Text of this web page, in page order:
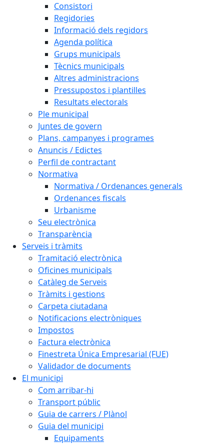
Consistori
Regidories
Informació dels regidors
Agenda política
Grups municipals
Tècnics municipals
Altres administracions
Pressupostos i plantilles
Resultats electorals
Ple municipal
Juntes de govern
Plans, campanyes i programes
Anuncis / Edictes
Perfil de contractant
Normativa
Normativa / Ordenances generals
Ordenances fiscals
Urbanisme
Seu electrònica
Transparència
Serveis i tràmits
Tramitació electrònica
Oficines municipals
Catàleg de Serveis
Tràmits i gestions
Carpeta ciutadana
Notificacions electròniques
Impostos
Factura electrònica
Finestreta Única Empresarial (FUE)
Validador de documents
El municipi
Com arribar-hi
Transport públic
Guia de carrers / Plànol
Guia del municipi
Equipaments